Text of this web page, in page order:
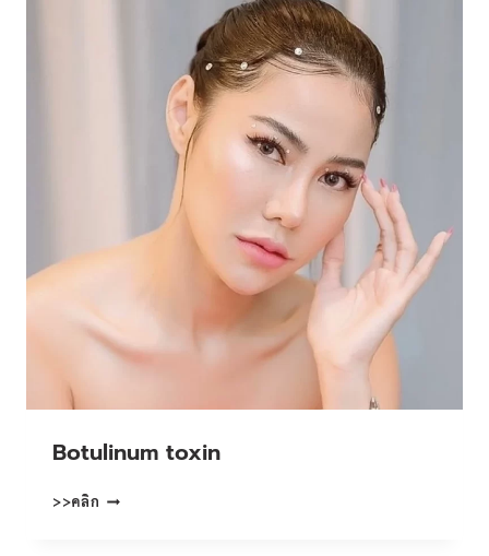
Botulinum toxin
>>คลิก BOTULINUM